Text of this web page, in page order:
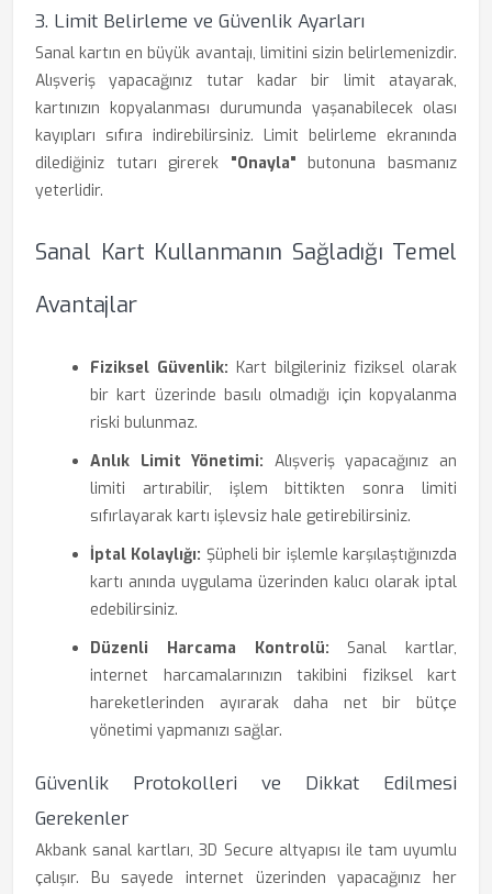
3. Limit Belirleme ve Güvenlik Ayarları
Sanal kartın en büyük avantajı, limitini sizin belirlemenizdir.
Alışveriş yapacağınız tutar kadar bir limit atayarak,
kartınızın kopyalanması durumunda yaşanabilecek olası
kayıpları sıfıra indirebilirsiniz. Limit belirleme ekranında
dilediğiniz tutarı girerek "Onayla" butonuna basmanız
yeterlidir.
Sanal Kart Kullanmanın Sağladığı Temel
Avantajlar
Fiziksel Güvenlik: Kart bilgileriniz fiziksel olarak
bir kart üzerinde basılı olmadığı için kopyalanma
riski bulunmaz.
Anlık Limit Yönetimi: Alışveriş yapacağınız an
limiti artırabilir, işlem bittikten sonra limiti
sıfırlayarak kartı işlevsiz hale getirebilirsiniz.
İptal Kolaylığı: Şüpheli bir işlemle karşılaştığınızda
kartı anında uygulama üzerinden kalıcı olarak iptal
edebilirsiniz.
Düzenli Harcama Kontrolü: Sanal kartlar,
internet harcamalarınızın takibini fiziksel kart
hareketlerinden ayırarak daha net bir bütçe
yönetimi yapmanızı sağlar.
Güvenlik Protokolleri ve Dikkat Edilmesi
Gerekenler
Akbank sanal kartları, 3D Secure altyapısı ile tam uyumlu
çalışır. Bu sayede internet üzerinden yapacağınız her